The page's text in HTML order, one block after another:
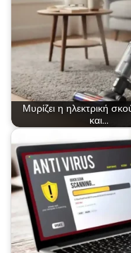
Μυρίζει η ηλεκτρική
και…